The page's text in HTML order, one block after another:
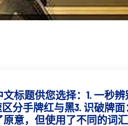
标题供您选择：1. 一秒
分手牌红与黑3. 识破牌
意，但使用了不同的词